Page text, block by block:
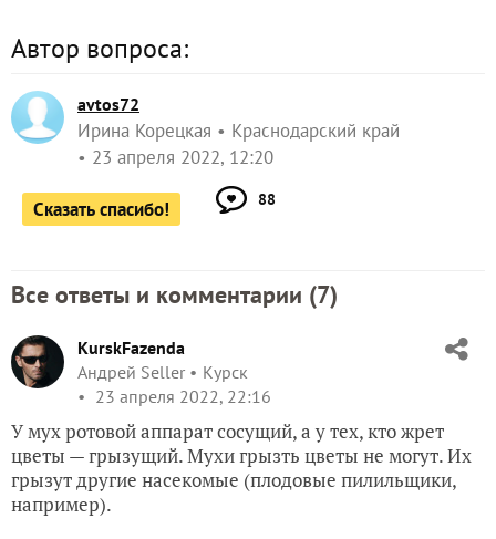
Автор вопроса:
avtos72
Ирина Корецкая
Краснодарский край
23 апреля 2022, 12:20
Сказать спасибо! 88
Все ответы и комментарии (7)
KurskFazenda
Андрей Seller
Курск
23 апреля 2022, 22:16
У мух ротовой аппарат сосущий, а у тех, кто жрет
цветы — грызущий. Мухи грызть цветы не могут. Их
грызут другие насекомые (плодовые пилильщики,
например).